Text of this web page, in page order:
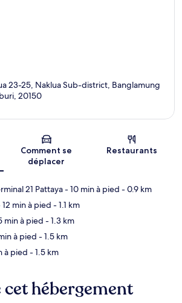
23-25, Naklua Sub-district, Banglamung
20150
Comment se
déplacer
Restaurants
21 Pattaya- 10 min à pied - 0.9 km
12 min à pied - 1.1 km
min à pied - 1.3 km
à pied - 1.5 km
à pied - 1.5 km
cet hébergement